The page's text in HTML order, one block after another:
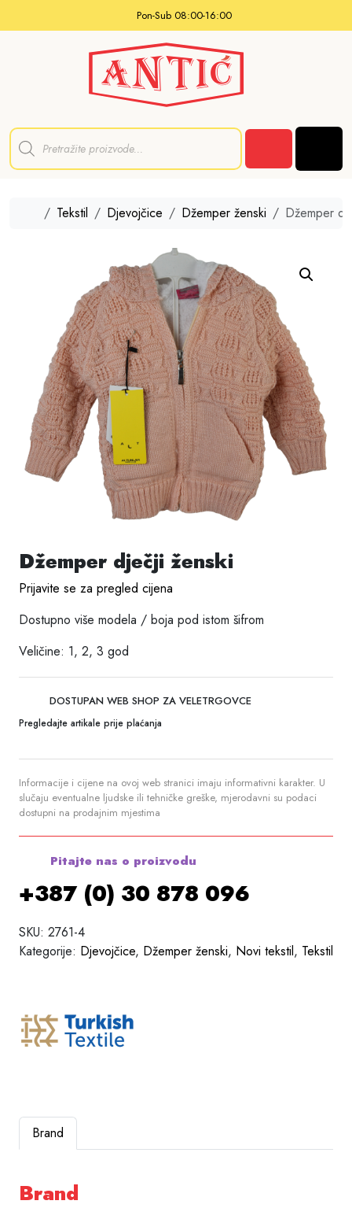
Pon-Sub 08:00-16:00
P
d
HomeTekstil Djevojčice Džemper ženski Džemper
Džemper dječji ženski
Prijavite se za pregled cijena
Dostupno više modela / boja pod istom šifrom
Veličine: 1, 2, 3 god
DOSTUPAN WEB SHOP ZA VELETRGOVCE
Pregledajte artikale prije plaćanja
Informacije i cijene na ovoj web stranici imaju informativni karakter. U
slučaju eventualne ljudske ili tehničke greške, mjerodavni su podaci
dostupni na prodajnim mjestima
Pitajte nas o proizvodu
+387 (0) 30 878 096
SKU: 2761-4
Kategorije: Djevojčice, Džemper ženski, Novi tekstil, Tekstil
Brand
Brand